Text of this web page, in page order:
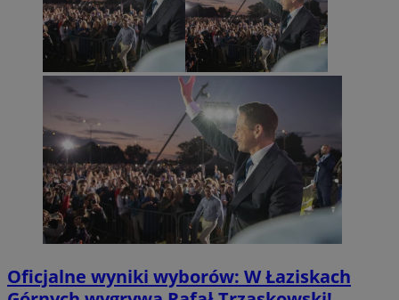
Oficjalne wyniki wyborów: W Łaziskach